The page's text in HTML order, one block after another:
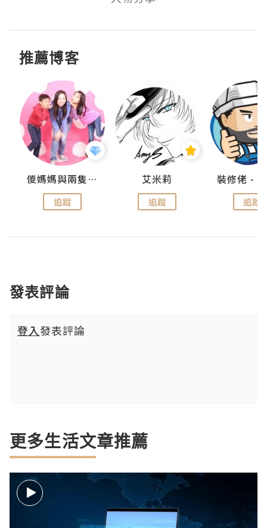
推薦博客
儍媽媽與兩隻小魔怪之家
追蹤
艾米莉
追蹤 追蹤
發表評論
登入發表評論
更多生活文章推薦